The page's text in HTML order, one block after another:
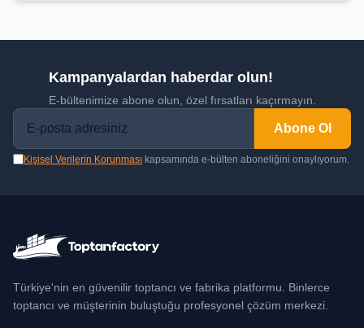
Kampanyalardan haberdar olun!
E-bültenimize abone olun, özel fırsatları kaçırmayın.
Abone Ol
Kişisel Verilerin Korunması kapsamında e-bülten aboneliğini onaylıyorum.
Türkiye'nin en güvenilir toptancı ve fabrika platformu. Binlerce
toptancı ve müşterinin buluştuğu profesyonel çözüm merkezi.